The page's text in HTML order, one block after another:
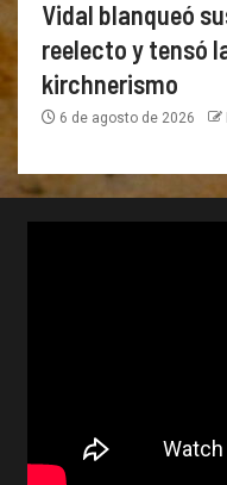
Vidal blanqueó
reelecto y tensó
kirchnerismo
6 de agosto de 2026